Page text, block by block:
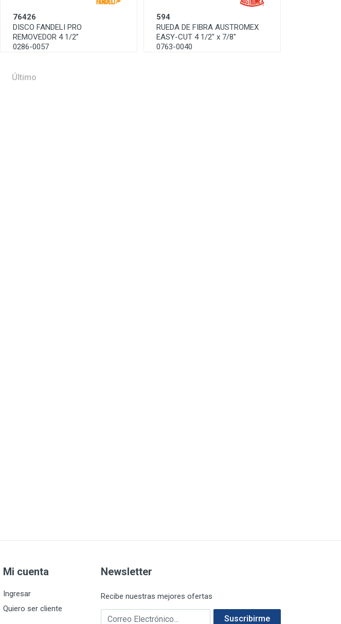
76426
DISCO FANDELI PRO
REMOVEDOR 4 1/2”
0286-0057
594
RUEDA DE FIBRA AUSTROMEX
EASY-CUT 4 1/2" x 7/8"
0763-0040
Último
Mi cuenta
Ingresar
Quiero ser cliente
Newsletter
Recibe nuestras mejores ofertas
Correo electrónico Suscribirme